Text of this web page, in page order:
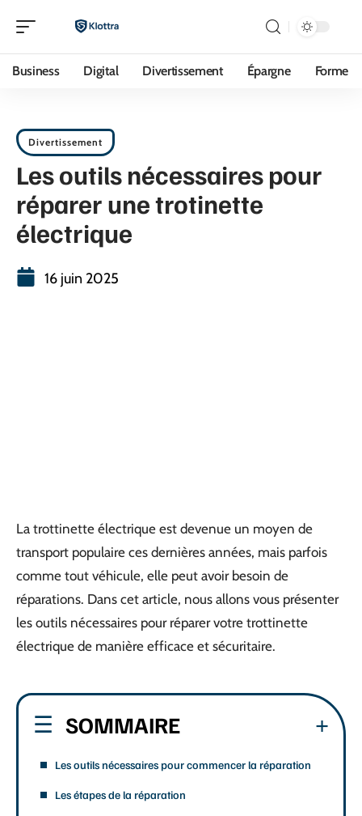
Business Digital Divertissement Épargne Forme
Divertissement
Les outils nécessaires pour
réparer une trotinette
électrique
16 juin 2025
La trottinette électrique est devenue un moyen de
transport populaire ces dernières années, mais parfois
comme tout véhicule, elle peut avoir besoin de
réparations. Dans cet article, nous allons vous présenter
les outils nécessaires pour réparer votre trottinette
électrique de manière efficace et sécuritaire.
SOMMAIRE
Les outils nécessaires pour commencer la réparation
Les étapes de la réparation